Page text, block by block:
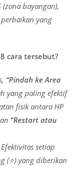
bayangan),
yang
cara tersebut?
“Pindah ke Area
yang paling efektif
fisik antara HP
“Restart atau
setiap
(⭐) yang diberikan